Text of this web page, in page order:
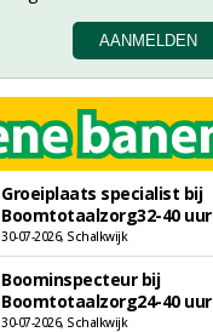
Groeiplaats specialist bij
Boomtotaalzorg32-40 uur
30-07-2026, Schalkwijk
Boominspecteur bij
Boomtotaalzorg24-40 uur
30-07-2026, Schalkwijk